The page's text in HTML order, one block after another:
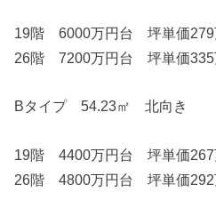
19階 6000万円台 坪単価279
26階 7200万円台 坪単価335
Bタイプ 54.23㎡ 北向き
19階 4400万円台 坪単価267
26階 4800万円台 坪単価292